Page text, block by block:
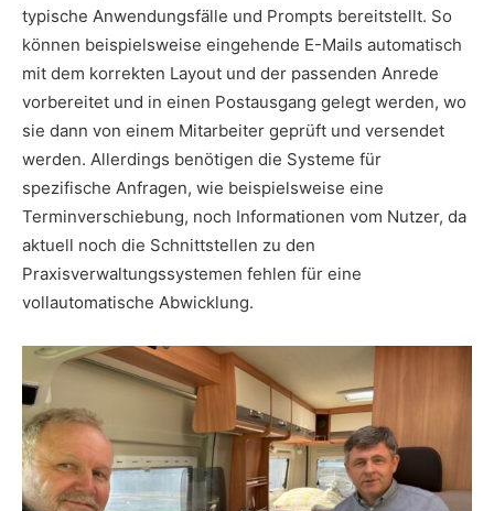
typische Anwendungsfälle und Prompts bereitstellt. So
können beispielsweise eingehende E-Mails automatisch
mit dem korrekten Layout und der passenden Anrede
vorbereitet und in einen Postausgang gelegt werden, wo
sie dann von einem Mitarbeiter geprüft und versendet
werden. Allerdings benötigen die Systeme für
spezifische Anfragen, wie beispielsweise eine
Terminverschiebung, noch Informationen vom Nutzer, da
aktuell noch die Schnittstellen zu den
Praxisverwaltungssystemen fehlen für eine
vollautomatische Abwicklung.